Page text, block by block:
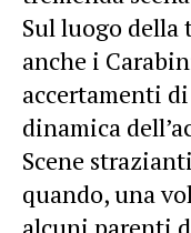
Sul luogo
anche i
accertamenti
dinamica
Scene
quando, una